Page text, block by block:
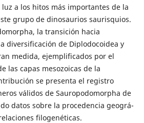
a los hitos más importantes de la
grupo de dinosaurios saurisquios.
la transición hacia
diversificación de Diplodocoidea y
medida, ejemplificados por el
las capas mesozoicas de la
se presenta el registro
válidos de Sauropodomorpha de
datos sobre la procedencia geográ-
filogenéticas.